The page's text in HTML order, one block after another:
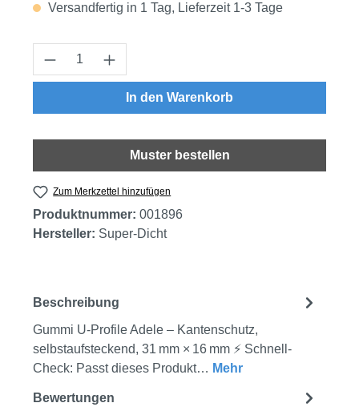
Versandfertig in 1 Tag, Lieferzeit 1-3 Tage
Produkt Anzahl: Gib den gewünschten
In den Warenkorb
Muster bestellen
Zum Merkzettel hinzufügen
Produktnummer: 001896
Hersteller: Super-Dicht
Beschreibung
Gummi U‑Profile Adele – Kantenschutz,
selbstaufsteckend, 31 mm × 16 mm ⚡ Schnell-
Check: Passt dieses Produkt… Mehr
Bewertungen